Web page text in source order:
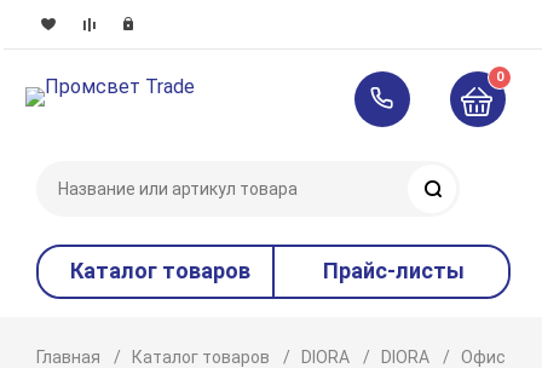
0
Каталог товаров Прайс-листы
Главная Каталог товаров DIORA DIORA Офисное